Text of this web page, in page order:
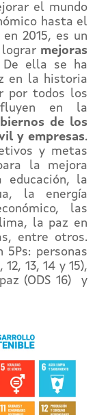
el mundo
hasta el
2015, es un
lograr mejoras
De ella se ha
en la historia
por todos los
en la
de los
y empresas.
y metas
la mejora
la
la energía
las
la paz en
entre otros.
5Ps: personas
13, 14 y 15),
(ODS 16) y